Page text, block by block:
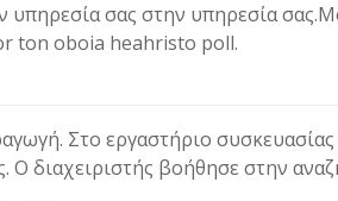
υπηρεσία σας στην υπηρεσία
ton oboia heahristo poll.
Στο εργαστήριο
Ο διαχειριστής βοήθησε στην